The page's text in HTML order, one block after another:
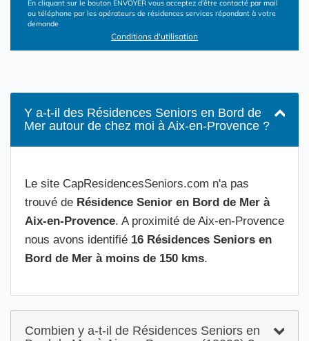
En cliquant sur le bouton ENVOYER vous acceptez d’être contacté par mail
ou téléphone par les opérateurs de résidences services répondant à votre
demande
Conditions d'utilisation
Y a-t-il des Résidences Seniors en Bord de
Mer autour de chez moi à Aix-en-Provence ?
Le site CapResidencesSeniors.com n'a pas
trouvé de Résidence Senior en Bord de Mer à
Aix-en-Provence. A proximité de Aix-en-Provence
nous avons identifié 16 Résidences Seniors en
Bord de Mer à moins de 150 kms.
Combien y a-t-il de Résidences Seniors en